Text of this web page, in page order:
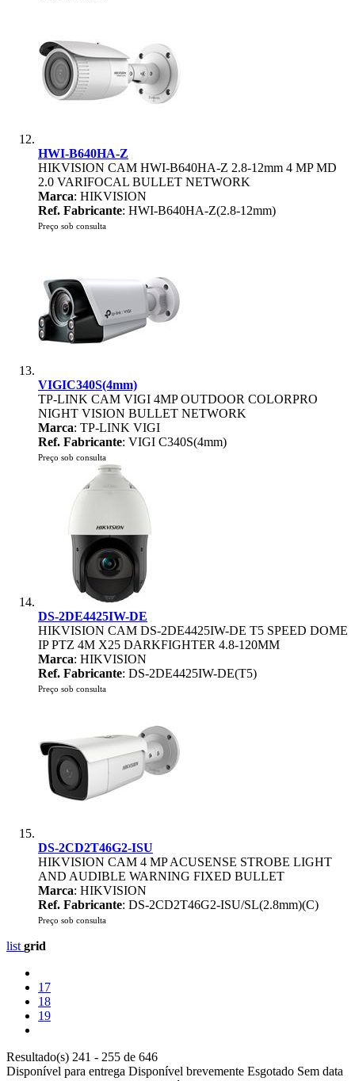
HWI-B640HA-Z
HIKVISION CAM HWI-B640HA-Z 2.8-12mm 4 MP MD
2.0 VARIFOCAL BULLET NETWORK
Marca: HIKVISION
Ref. Fabricante: HWI-B640HA-Z(2.8-12mm)
Preço sob consulta
VIGIC340S(4mm)
TP-LINK CAM VIGI 4MP OUTDOOR COLORPRO
NIGHT VISION BULLET NETWORK
Marca: TP-LINK VIGI
Ref. Fabricante: VIGI C340S(4mm)
Preço sob consulta
DS-2DE4425IW-DE
HIKVISION CAM DS-2DE4425IW-DE T5 SPEED DOME
IP PTZ 4M X25 DARKFIGHTER 4.8-120MM
Marca: HIKVISION
Ref. Fabricante: DS-2DE4425IW-DE(T5)
Preço sob consulta
DS-2CD2T46G2-ISU
HIKVISION CAM 4 MP ACUSENSE STROBE LIGHT
AND AUDIBLE WARNING FIXED BULLET
Marca: HIKVISION
Ref. Fabricante: DS-2CD2T46G2-ISU/SL(2.8mm)(C)
Preço sob consulta
list grid
17
18
19
Resultado(s) 241 - 255 de 646
Disponível para entrega Disponível brevemente Esgotado Sem data